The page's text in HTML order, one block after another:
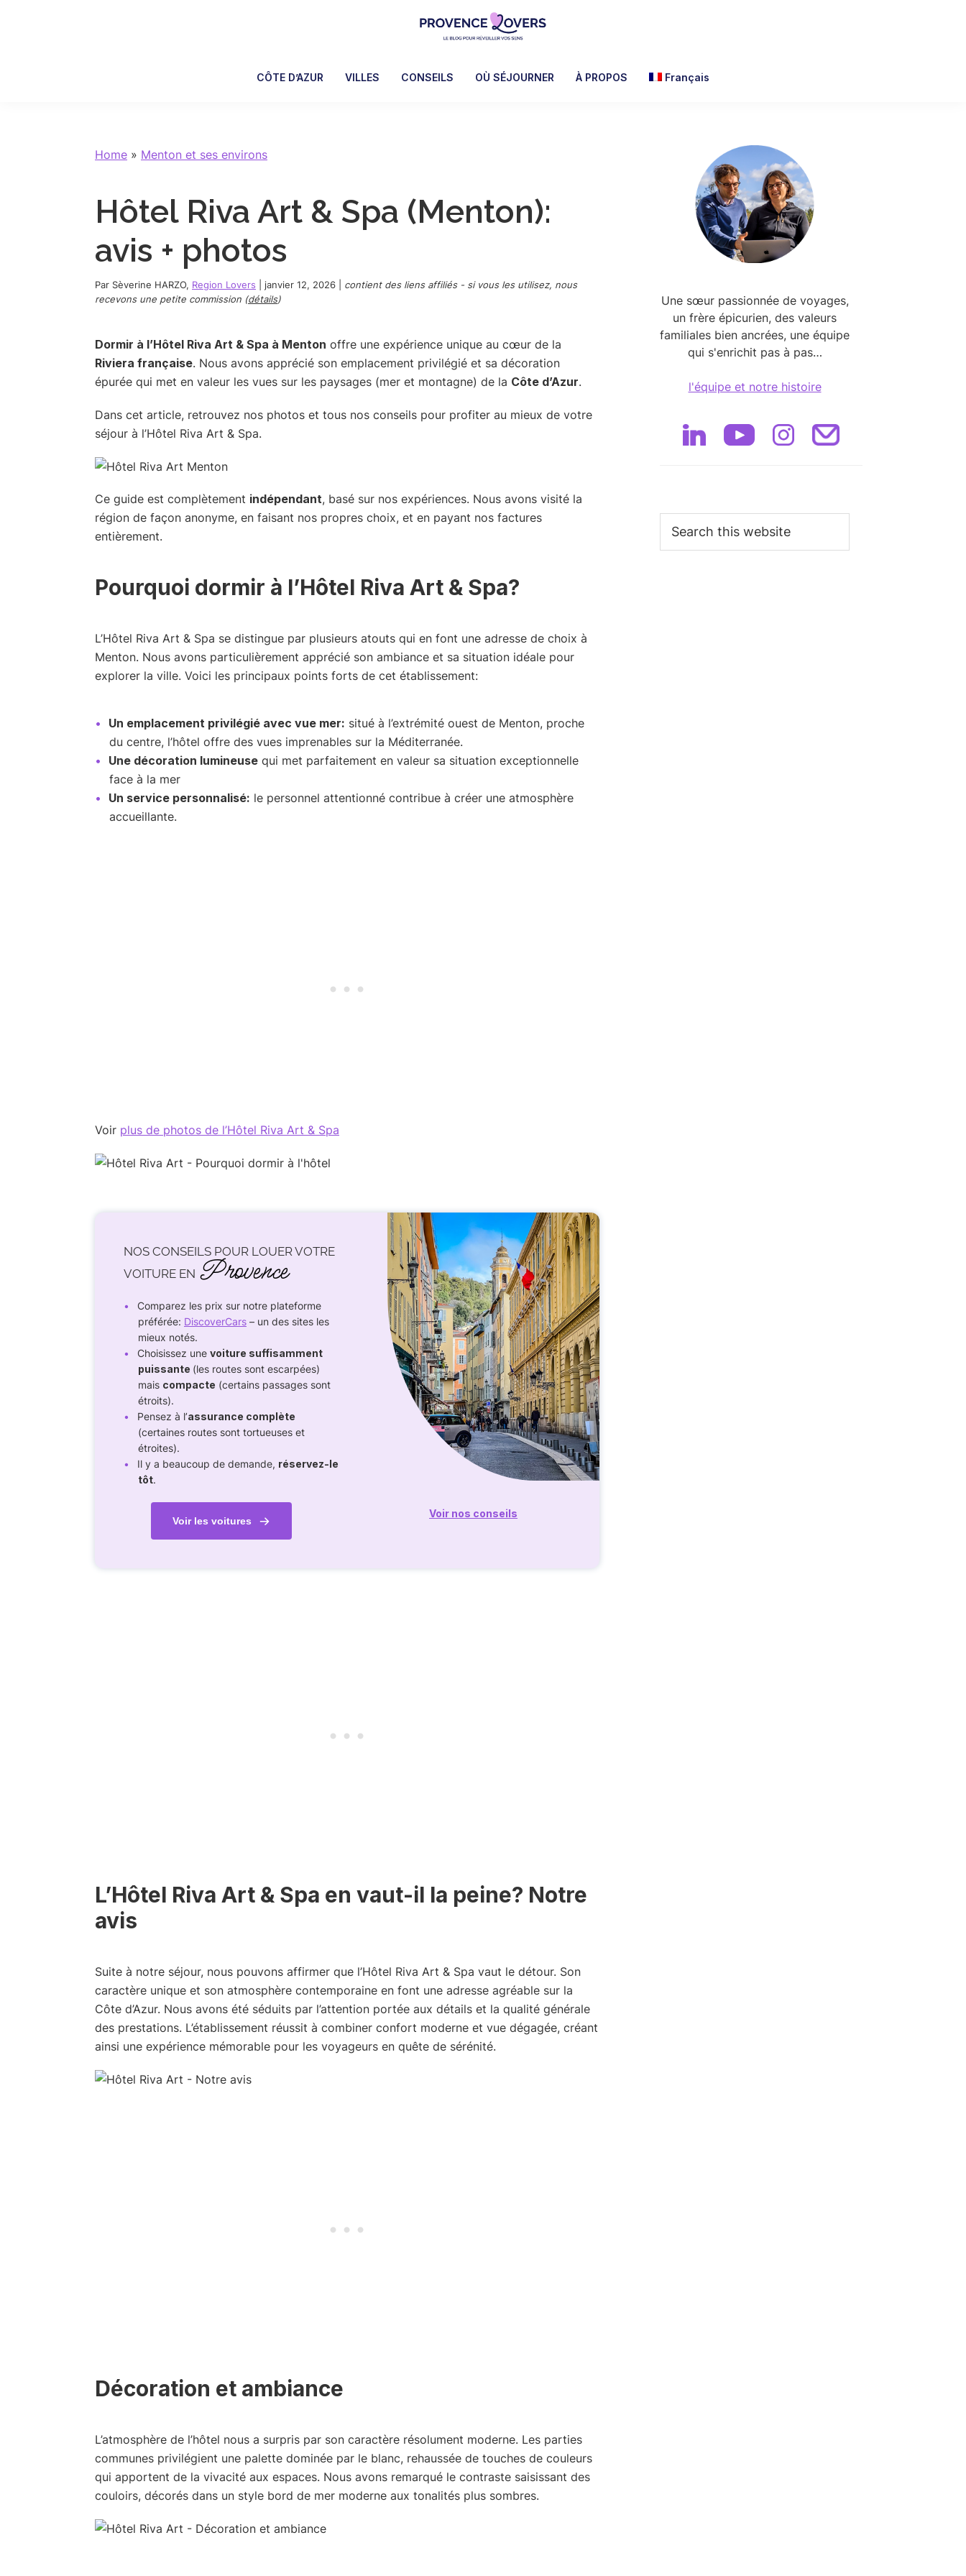
Lovers
réveiller
blog
de
Manu
CÔTE D’AZUR VILLES CONSEILS OÙ SÉJOURNER À PROPOS Français
Home » Menton et ses environs
Hôtel Riva Art & Spa (Menton):
avis + photos
Par Sèverine HARZO, Region Lovers janvier 12, 2026
contient des liens affiliés - si vous les utilisez, nous
recevons une petite commission (détails)
Dormir à l’Hôtel Riva Art & Spa à Menton offre une expérience unique au cœur de la
Riviera française. Nous avons apprécié son emplacement privilégié et sa décoration
épurée qui met en valeur les vues sur les paysages (mer et montagne) de la Côte d’Azur.
Dans cet article, retrouvez nos photos et tous nos conseils pour profiter au mieux de votre
séjour à l’Hôtel Riva Art & Spa.
Ce guide est complètement indépendant, basé sur nos expériences. Nous avons visité la
région de façon anonyme, en faisant nos propres choix, et en payant nos factures
entièrement.
Pourquoi dormir à l’Hôtel Riva Art & Spa?
L’Hôtel Riva Art & Spa se distingue par plusieurs atouts qui en font une adresse de choix à
Menton. Nous avons particulièrement apprécié son ambiance et sa situation idéale pour
explorer la ville. Voici les principaux points forts de cet établissement:
Un emplacement privilégié avec vue mer: situé à l’extrémité ouest de Menton, proche
du centre, l’hôtel offre des vues imprenables sur la Méditerranée.
Une décoration lumineuse qui met parfaitement en valeur sa situation exceptionnelle
face à la mer
Un service personnalisé: le personnel attentionné contribue à créer une atmosphère
accueillante.
Voir plus de photos de l’Hôtel Riva Art & Spa
NOS CONSEILS POUR LOUER VOTRE
VOITURE EN Provence
Comparez les prix sur notre plateforme
préférée: DiscoverCars – un des sites les
mieux notés.
Choisissez une voiture suffisamment
puissante (les routes sont escarpées)
mais compacte (certains passages sont
étroits).
Pensez à l’assurance complète
(certaines routes sont tortueuses et
étroites).
Il y a beaucoup de demande, réservez-le
tôt.
Voir les voitures
Voir nos conseils
L’Hôtel Riva Art & Spa en vaut-il la peine? Notre
avis
Suite à notre séjour, nous pouvons affirmer que l’Hôtel Riva Art & Spa vaut le détour. Son
caractère unique et son atmosphère contemporaine en font une adresse agréable sur la
Côte d’Azur. Nous avons été séduits par l’attention portée aux détails et la qualité générale
des prestations. L’établissement réussit à combiner confort moderne et vue dégagée, créant
ainsi une expérience mémorable pour les voyageurs en quête de sérénité.
Décoration et ambiance
L’atmosphère de l’hôtel nous a surpris par son caractère résolument moderne. Les parties
communes privilégient une palette dominée par le blanc, rehaussée de touches de couleurs
qui apportent de la vivacité aux espaces. Nous avons remarqué le contraste saisissant des
couloirs, décorés dans un style bord de mer moderne aux tonalités plus sombres.
Primary
Sidebar
Une sœur passionnée de voyages,
un frère épicurien, des valeurs
familiales bien ancrées, une équipe
qui s'enrichit pas à pas…
l'équipe et notre histoire
this